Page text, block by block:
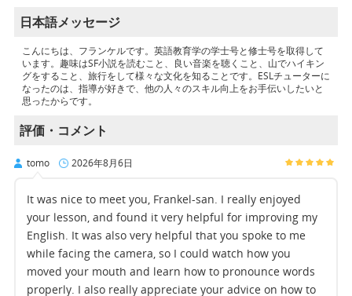
日本語メッセージ
こんにちは、フランケルです。英語教育学の学士号と修士号を取得して
います。趣味はSF小説を読むこと、良い音楽を聴くこと、山でハイキン
グをすること、旅行をして様々な文化を知ることです。ESLチューターに
なったのは、指導が好きで、他の人々のスキル向上をお手伝いしたいと
思ったからです。
評価・コメント
tomo 2026年8月6日
It was nice to meet you, Frankel-san. I really enjoyed
your lesson, and found it very helpful for improving my
English. It was also very helpful that you spoke to me
while facing the camera, so I could watch how you
moved your mouth and learn how to pronounce words
properly. I also really appreciate your advice on how to